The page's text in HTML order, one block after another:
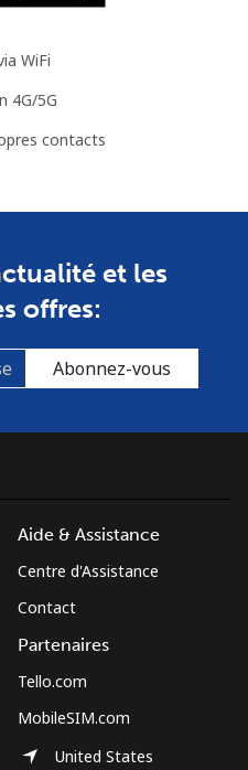
WiFi
4G/5G
contacts
et les
offres:
Abonnez-vous
Aide & Assistance
Centre d'Assistance
Contact
Partenaires
Tello.com
MobileSIM.com
United States